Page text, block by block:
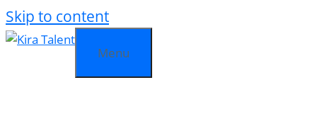
Skip to content
Menu